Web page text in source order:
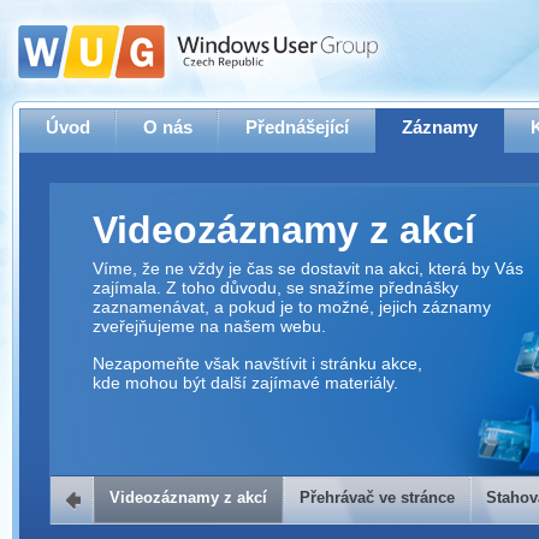
Úvod O nás Přednášející Záznamy
Videozáznamy z akcí
Víme, že ne vždy je čas se dostavit na akci, která by Vás
zajímala. Z toho důvodu, se snažíme přednášky
zaznamenávat, a pokud je to možné, jejich záznamy
zveřejňujeme na našem webu.
Nezapomeňte však navštívit i stránku akce,
kde mohou být další zajímavé materiály.
Přehrávač ve stránce
Videozáznamy z akcí Přehrávač ve stránce